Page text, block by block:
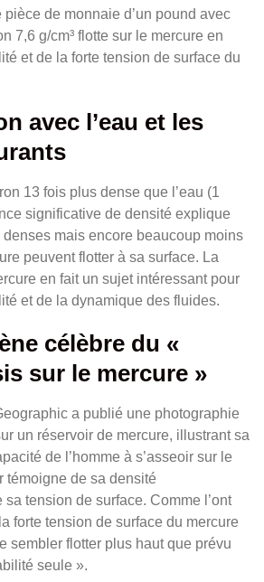
de monnaie d’un pound avec
7,6 g/cm³ flotte sur le mercure en
et de la forte tension de surface du
avec l’eau et les
13 fois plus dense que l’eau (1
significative de densité explique
mais encore beaucoup moins
peuvent flotter à sa surface. La
en fait un sujet intéressant pour
et de la dynamique des fluides.
célèbre du «
sur le mercure »
a publié une photographie
un réservoir de mercure, illustrant sa
de l’homme à s’asseoir sur le
témoigne de sa densité
tension de surface. Comme l’ont
forte tension de surface du mercure
sembler flotter plus haut que prévu
seule ».